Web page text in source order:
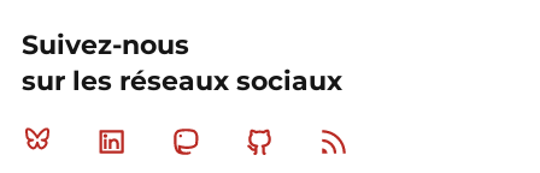
Suivez-nous
sur les réseaux sociaux
Bluesky Linkedin MastodonGithub